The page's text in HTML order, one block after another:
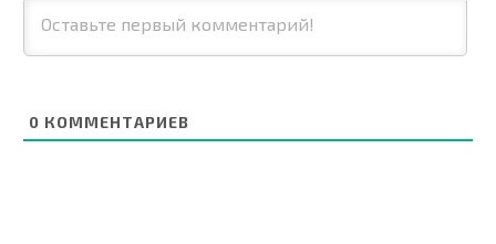
0 КОММЕНТАРИЕВ